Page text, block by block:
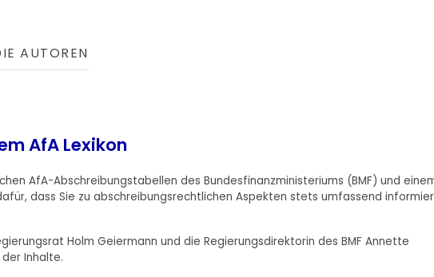
AUTOREN
AfA Lexikon
AfA-Abschreibungstabellen des Bundesfinanzministeriums (BMF) und
dass Sie zu abschreibungsrechtlichen Aspekten stets umfassend
Holm Geiermann und die Regierungsdirektorin des BMF Annette
Inhalte.